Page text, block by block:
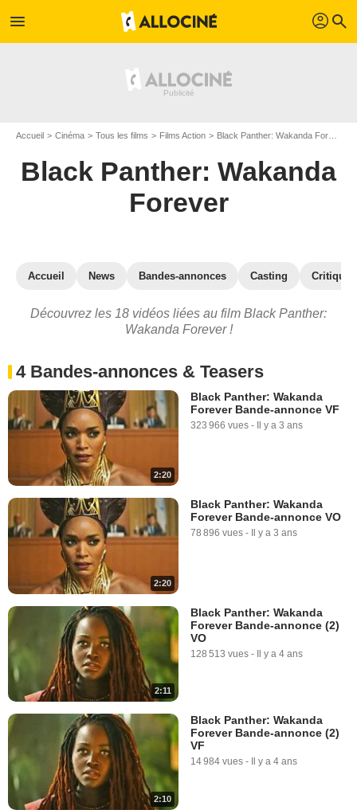
menu profil search
Accueil Cinéma Tous les films Films Action Black Panther: Wakanda Forever
Black Panther: Wakanda
Forever
Accueil News Bandes-annonces Casting
Découvrez les 18 vidéos liées au film Black Panther:
Wakanda Forever !
4 Bandes-annonces & Teasers
2:20
Black Panther: Wakanda
Forever Bande-annonce VF
323 966 vues - Il y a 3 ans
2:20
Black Panther: Wakanda
Forever Bande-annonce VO
78 896 vues - Il y a 3 ans
2:11
Black Panther: Wakanda
Forever Bande-annonce (2)
VO
128 513 vues - Il y a 4 ans
2:10
Black Panther: Wakanda
Forever Bande-annonce (2)
VF
14 984 vues - Il y a 4 ans